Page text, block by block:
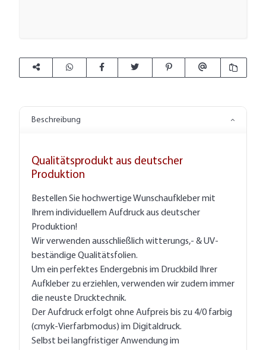
Beschreibung
Qualitätsprodukt aus deutscher
Produktion
Bestellen Sie hochwertige Wunschaufkleber mit
Ihrem individuellem Aufdruck aus deutscher
Produktion!
Wir verwenden ausschließlich witterungs,- & UV-
beständige Qualitätsfolien.
Um ein perfektes Endergebnis im Druckbild Ihrer
Aufkleber zu erziehlen, verwenden wir zudem immer
die neuste Drucktechnik.
Der Aufdruck erfolgt ohne Aufpreis bis zu 4/0 farbig
(cmyk-Vierfarbmodus) im Digitaldruck.
Selbst bei langfristiger Anwendung im